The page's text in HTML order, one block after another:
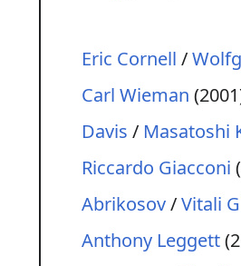
Eric Cornell /
Carl Wieman
Davis / Masatoshi
Riccardo Giacconi
Abrikosov/Vitali
Anthony Leggett